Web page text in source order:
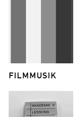
FILMMUSIK